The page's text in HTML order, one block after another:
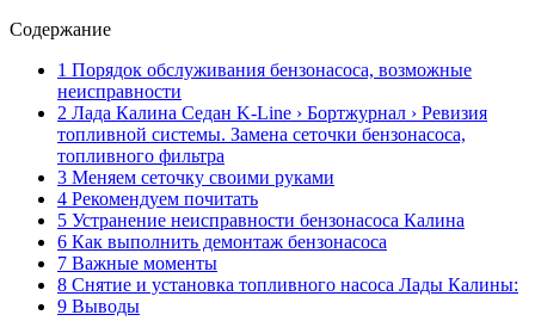
Содержание
1 Порядок обслуживания бензонасоса, возможные
неисправности
2 Лада Калина Седан K-Line › Бортжурнал › Ревизия
топливной системы. Замена сеточки бензонасоса,
топливного фильтра
3 Меняем сеточку своими руками
4 Рекомендуем почитать
5 Устранение неисправности бензонасоса Калина
6 Как выполнить демонтаж бензонасоса
7 Важные моменты
8 Снятие и установка топливного насоса Лады Калины:
9 Выводы